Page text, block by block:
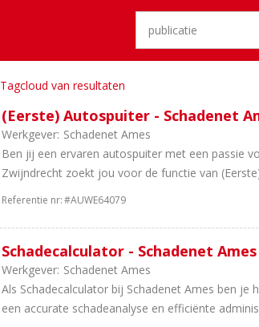
Tagcloud van resultaten
(Eerste) Autospuiter - Schadenet
Werkgever: Schadenet Ames
Ben jij een ervaren autospuiter met een passie
Zwijndrecht zoekt jou voor de functie van
Referentie nr:#AUWE64079
Schadecalculator - Schadenet
Werkgever: Schadenet Ames
Als Schadecalculator bij Schadenet Ames ben
een accurate schadeanalyse en efficiënte